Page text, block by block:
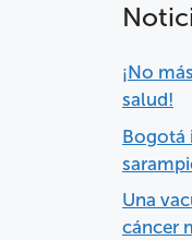
¡No
salud!
Bogotá
Una
cáncer